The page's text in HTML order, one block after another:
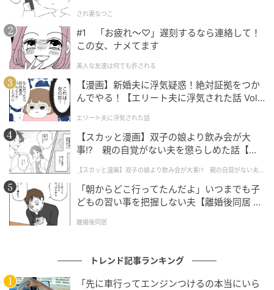
出典：YouTube
され妻なつこ
#1 「お疲れ〜♡」遅刻するなら連絡して！
この女、ナメてます
美人な友達は何でも許される
【漫画】新婚夫に浮気疑惑！絶対証拠をつか
んでやる！【エリート夫に浮気された話 Vol.
エリート夫に浮気された話
【スカッと漫画】双子の娘より飲み会が大
事!? 親の自覚がない夫を懲らしめた話【第1
【スカッと漫画】双子の娘より飲み会が大事!? 親の自覚がない夫を
懲らしめた話
「朝からどこ行ってたんだよ」いつまでも子
どもの習い事を把握しない夫【離婚後同居 Vo
離婚後同居
トレンド記事ランキング
「先に車行ってエンジンつけるの本当にいら